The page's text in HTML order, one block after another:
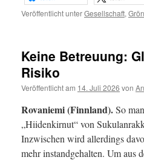
Veröffentlicht unterGesellschaft,
Keine Betreuung:
Risiko
Veröffentlicht am 14. Juli 2026 von
Rovaniemi (Finnland).So
„Hiidenkirnut“ von
Inzwischen wird allerdings
mehr instandgehalten. Um aus